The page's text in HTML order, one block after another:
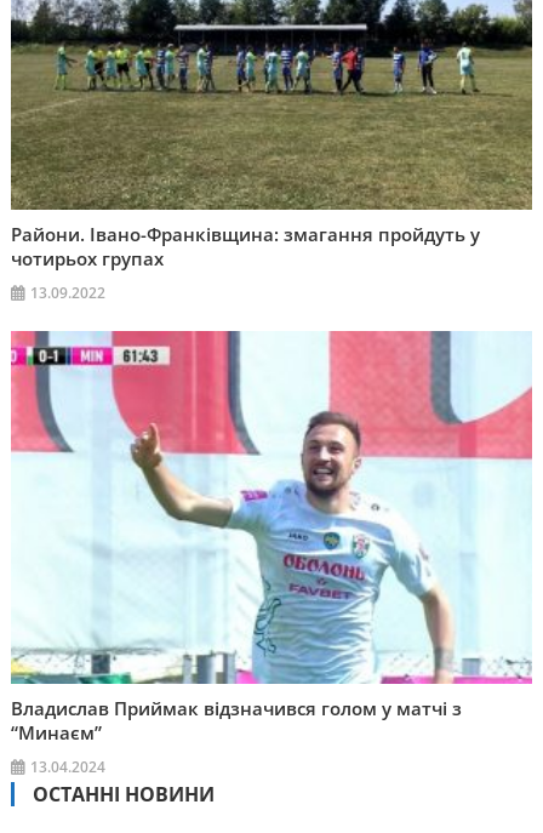
Райони. Івано-Франківщина: змагання пройдуть у
чотирьох групах
13.09.2022
Владислав Приймак відзначився голом у матчі з
“Минаєм”
13.04.2024
ОСТАННІ НОВИНИ